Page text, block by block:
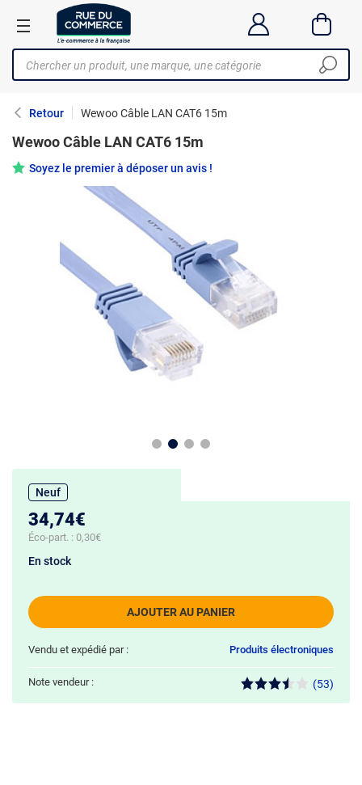
Retour Wewoo Câble LAN CAT6 15m
Wewoo Câble LAN CAT6 15m
Soyez le premier à déposer un avis !
Neuf
34,74€
Éco-part. : 0,30€
AJOUTER AU PANIER
En stock
Vendu et expédié par : Produits électroniques
Note vendeur : (53)